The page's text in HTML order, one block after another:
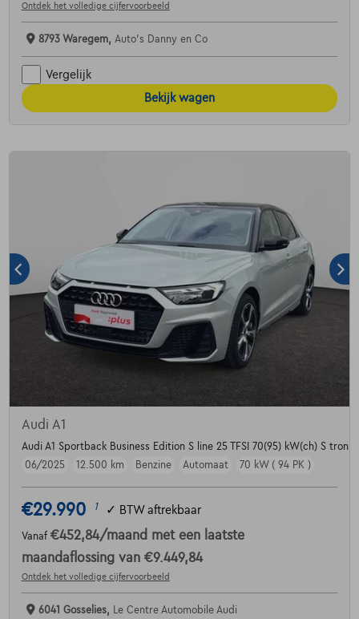
Ontdek het volledige cijfervoorbeeld
8793 Waregem, Auto's Danny en Co
Vergelijk
Bekijk wagen
Audi A1
Audi A1 Sportback Business Edition S line 25 TFSI 70(95) kW(ch) S tronic
06/2025
12.500 km Benzine Automaat 70 kW ( 94 PK )
€29.990 1 ✓ BTW aftrekbaar
Vanaf €452,84/maand met een laatste
maandaflossing van €9.449,84
Ontdek het volledige cijfervoorbeeld
6041 Gosselies, Le Centre Automobile Audi